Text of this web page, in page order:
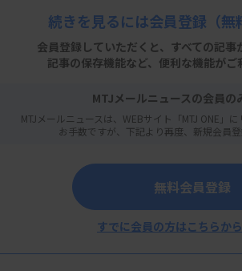
水準を切り下げて社会保険料の引
及。その上で、「今の医療のサー
いる賦課限度額について、「『高
いるのではないか』という意見も
点も踏まえて議論していくとした
保育・障害福祉などの公的なサー
予算の配分、税金の使い道として
続きを見るには会員登録 （
会員登録していただくと、すべての記事
記事の保存機能など、便利な機能がご
MTJメールニュースの会員の
MTJメールニュースは、WEBサイト「MTJ ONE」
お手数ですが、下記より再度、新規会員登
無料会員登録
すでに会員の方はこちらか